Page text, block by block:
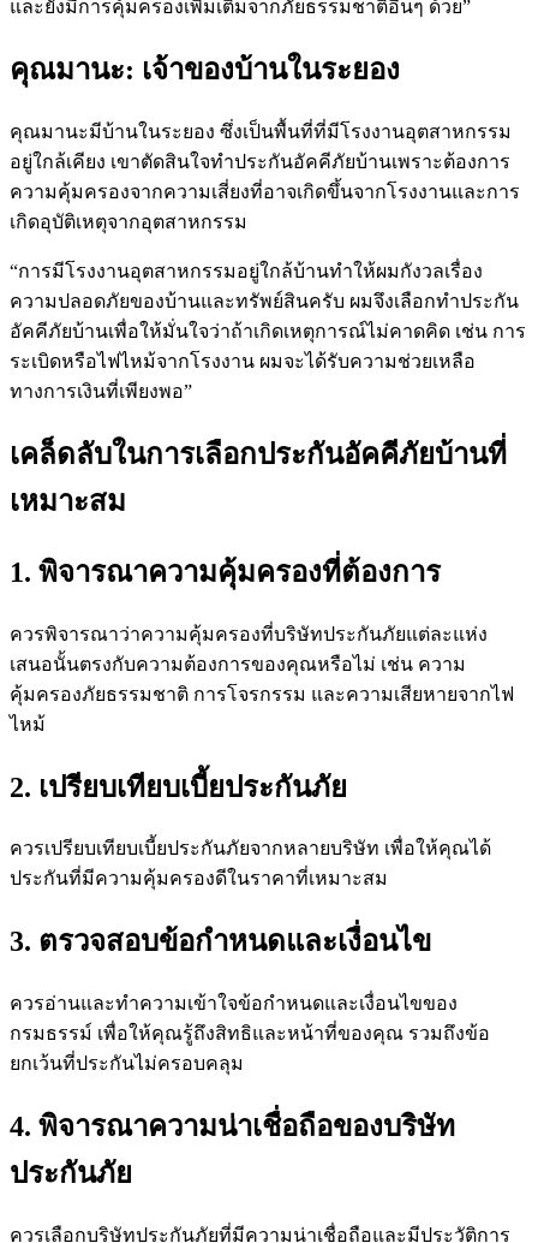
และยังมีการคุ้มครองเพิ่มเติมจากภัยธรรมชาติอื่นๆ ด้วย”
คุณมานะ: เจ้าของบ้านในระยอง
คุณมานะมีบ้านในระยอง ซึ่งเป็นพื้นที่ที่มีโรงงานอุตสาหกรรม
อยู่ใกล้เคียง เขาตัดสินใจทำประกันอัคคีภัยบ้านเพราะต้องการ
ความคุ้มครองจากความเสี่ยงที่อาจเกิดขึ้นจากโรงงานและการ
เกิดอุบัติเหตุจากอุตสาหกรรม
“การมีโรงงานอุตสาหกรรมอยู่ใกล้บ้านทำให้ผมกังวลเรื่อง
ความปลอดภัยของบ้านและทรัพย์สินครับ ผมจึงเลือกทำประกัน
อัคคีภัยบ้านเพื่อให้มั่นใจว่าถ้าเกิดเหตุการณ์ไม่คาดคิด เช่น การ
ระเบิดหรือไฟไหม้จากโรงงาน ผมจะได้รับความช่วยเหลือ
ทางการเงินที่เพียงพอ”
เคล็ดลับในการเลือกประกันอัคคีภัยบ้านที่
เหมาะสม
1. พิจารณาความคุ้มครองที่ต้องการ
ควรพิจารณาว่าความคุ้มครองที่บริษัทประกันภัยแต่ละแห่ง
เสนอนั้นตรงกับความต้องการของคุณหรือไม่ เช่น ความ
คุ้มครองภัยธรรมชาติ การโจรกรรม และความเสียหายจากไฟ
ไหม้
2. เปรียบเทียบเบี้ยประกันภัย
ควรเปรียบเทียบเบี้ยประกันภัยจากหลายบริษัท เพื่อให้คุณได้
ประกันที่มีความคุ้มครองดีในราคาที่เหมาะสม
3. ตรวจสอบข้อกำหนดและเงื่อนไข
ควรอ่านและทำความเข้าใจข้อกำหนดและเงื่อนไขของ
กรมธรรม์ เพื่อให้คุณรู้ถึงสิทธิและหน้าที่ของคุณ รวมถึงข้อ
ยกเว้นที่ประกันไม่ครอบคลุม
4. พิจารณาความน่าเชื่อถือของบริษัท
ประกันภัย
ควรเลือกบริษัทประกันภัยที่มีความน่าเชื่อถือและมีประวัติการ